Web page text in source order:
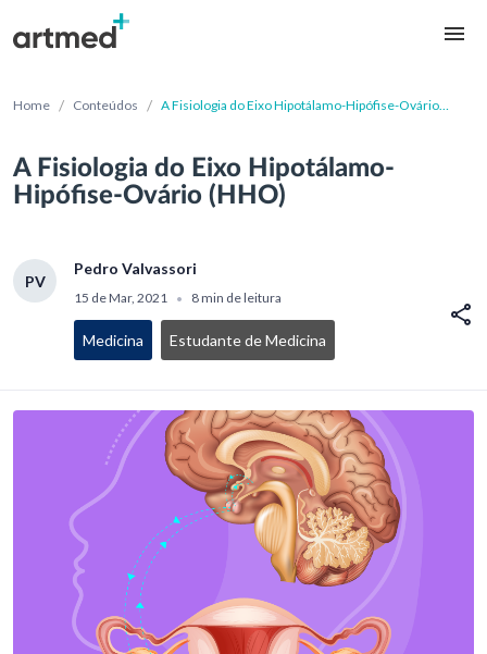
Home / Conteúdos / A Fisiologia do Eixo Hipotálamo-Hipófise-Ovário
A Fisiologia do Eixo Hipotálamo-
Hipófise-Ovário (HHO)
PV
Pedro Valvassori
15 de Mar, 2021 • 8 min de leitura
Medicina Estudante de Medicina